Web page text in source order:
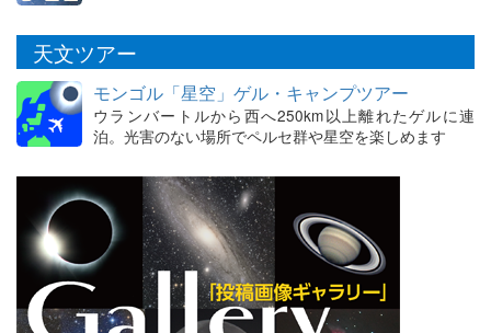
天文ツアー
モンゴル「星空」ゲル・キャンプツアー
ウランバートルから西へ250km以上離れたゲルに連
泊。光害のない場所でペルセ群や星空を楽しめます